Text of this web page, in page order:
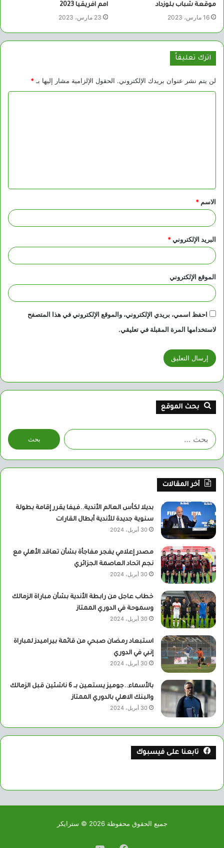
موقعة شباب بلوزداد
16 مارس، 2023
امم افريقيا 2023
23 مارس، 2023
اترك تعليقاً
لن يتم نشر عنوان بريدك الإلكتروني. الحقول الإلزامية مشار إليها بـ *
ق
*
الاسم *
البريد الإلكتروني*
الموقع الإلكتروني
احفظ اسمي، بريدي الإلكتروني، والموقع الإلكتروني في هذا المتصفح
لاستخدامها المرة المقبلة في تعليقي.
بحث الموقع
البحث
عن:
أخر المقالات
بديلا لكأس العالم الأندية..فيفا يقرر إقامة بطولة
سنوية جديدة للأندية أبطال القارات
30 أبريل، 2024
مصدر إعلامي يفجر مفاجأة بشأن تعاقد الأهلي مع
نجم اتحاد العاصمة الجزائري
30 أبريل، 2024
خطاب عاجل من رابطة الأندية بشأن مباراة الزمالك
وسموحة في الدوري الممتاز
30 أبريل، 2024
استبعاد رمضان صبحي من قائمة بيراميدز لمباراة
إنبي في الدوري
30 أبريل، 2024
بالأسماء..جوميز يستعين بــ 6 ناشئين قبل الزمالك
والبنك الاهلي بالدوري الممتاز
30 أبريل، 2024
تابعنا على فيسبوك
جميع الحقوق محفوظة 2026 © سترايكر